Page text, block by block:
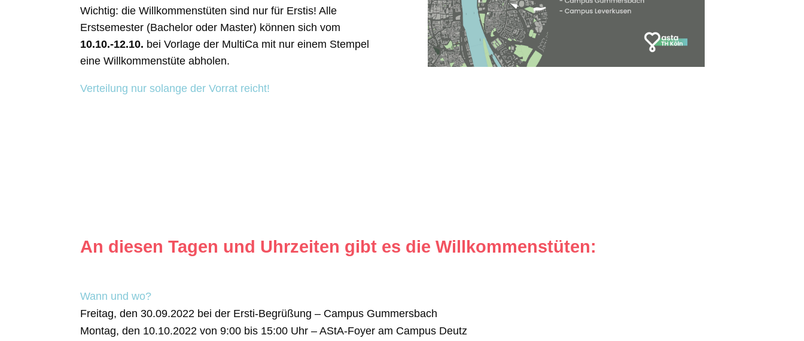
Wichtig: die Willkommenstüten sind nur für Erstis! Alle
Erstsemester (Bachelor oder Master) können sich vom
10.10.-12.10. bei Vorlage der MultiCa mit nur einem Stempel
eine Willkommenstüte abholen.
Verteilung nur solange der Vorrat reicht!
An diesen Tagen und Uhrzeiten gibt es die Willkommenstüten:
Wann und wo?
Freitag, den 30.09.2022 bei der Ersti-Begrüßung – Campus Gummersbach
Montag, den 10.10.2022 von 9:00 bis 15:00 Uhr – AStA-Foyer am Campus Deutz